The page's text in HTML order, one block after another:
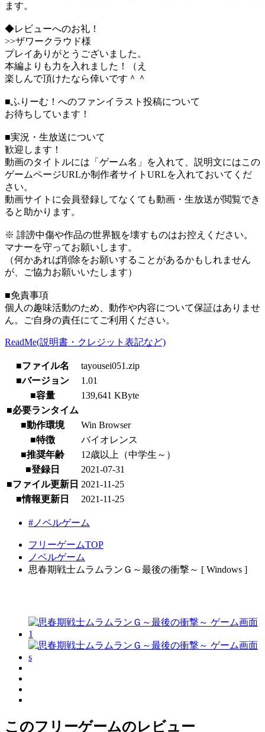
ます。
◆レビューへのお礼！
>>ザワークラウド様
プレイありがとうございました。
本編よりも力を入れました！（え
楽しんで頂けたなら倖いです＾＾
■ふりーむ！へのファンイラスト投稿について
お待ちしています！
■実況・生放送について
歓迎します！
動画のタイトルには「ゲーム名」を入れて、説明文にはこの
ゲームページURLか制作者サイトURLを入れておいてくだ
さい。
動画サイトに会員登録してなくても動画・生放送が閲覧でき
ると助かります。
※ 誹謗中傷や作品の世界観を壊すものはお控えください。
マナーを守ってお願いします。
（何かあれば削除をお願いすることがあるかもしれません
が、ご協力お願いいたします）
■免責事項
個人の趣味活動のため、動作や内容について保証はありませ
ん。ご自身の責任にてご利用ください。
ReadMe(説明書・クレジット表記など)
■ファイル名
tayousei051.zip
■バージョン
1.01
■容量
139,641 KByte
■必要ランタイム
■動作環境
Win Browser
■特徴
バイオレンス
■推奨年齢
12歳以上（中学生～）
■登録日
2021-07-31
■ファイル更新日 2021-11-25
■情報更新日
2021-11-25
#ノベルゲーム
フリーゲームTOP
ノベルゲーム
思春期戦士ムラムランＧ～最後の衝撃～ [ Windows ]
このフリーゲームのレビュー